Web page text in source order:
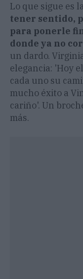
Lo que sigue es
tener sentido,
para ponerle
donde ya no
un dardo.
elegancia: 'Hoy
cada uno su
mucho éxito a
cariño'. Un
más.